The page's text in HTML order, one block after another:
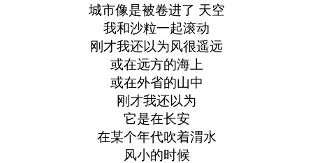
城市像是被卷进了 天空
我和沙粒一起滚动
刚才我还以为风很遥远
或在远方的海上
或在外省的山中
刚才我还以为
它是在长安
在某个年代吹着渭水
风小的时候